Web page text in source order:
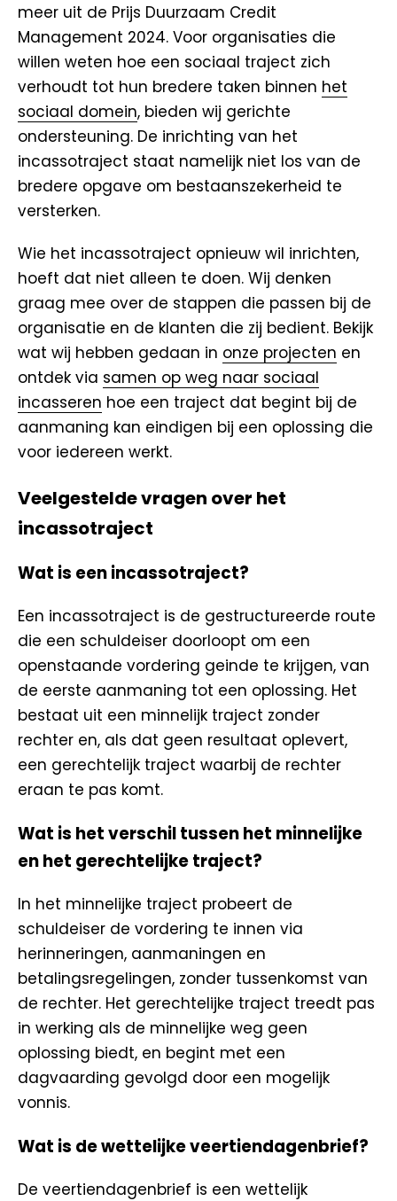
meer uit de Prijs Duurzaam Credit
Management 2024. Voor organisaties die
willen weten hoe een sociaal traject zich
verhoudt tot hun bredere taken binnen het
sociaal domein, bieden wij gerichte
ondersteuning. De inrichting van het
incassotraject staat namelijk niet los van de
bredere opgave om bestaanszekerheid te
versterken.
Wie het incassotraject opnieuw wil inrichten,
hoeft dat niet alleen te doen. Wij denken
graag mee over de stappen die passen bij de
organisatie en de klanten die zij bedient. Bekijk
wat wij hebben gedaan in onze projecten en
ontdek via samen op weg naar sociaal
incasseren hoe een traject dat begint bij de
aanmaning kan eindigen bij een oplossing die
voor iedereen werkt.
Veelgestelde vragen over het
incassotraject
Wat is een incassotraject?
Een incassotraject is de gestructureerde route
die een schuldeiser doorloopt om een
openstaande vordering geinde te krijgen, van
de eerste aanmaning tot een oplossing. Het
bestaat uit een minnelijk traject zonder
rechter en, als dat geen resultaat oplevert,
een gerechtelijk traject waarbij de rechter
eraan te pas komt.
Wat is het verschil tussen het minnelijke
en het gerechtelijke traject?
In het minnelijke traject probeert de
schuldeiser de vordering te innen via
herinneringen, aanmaningen en
betalingsregelingen, zonder tussenkomst van
de rechter. Het gerechtelijke traject treedt pas
in werking als de minnelijke weg geen
oplossing biedt, en begint met een
dagvaarding gevolgd door een mogelijk
vonnis.
Wat is de wettelijke veertiendagenbrief?
De veertiendagenbrief is een wettelijk